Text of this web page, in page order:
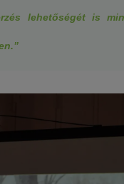
lehetőségét is